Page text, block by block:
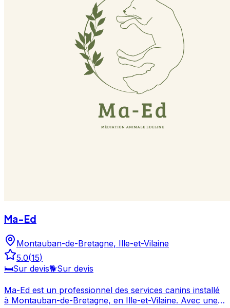
Ma-Ed
Montauban-de-Bretagne, Ille-et-Vilaine
5.0(15)
🛏️Sur devis🐕Sur devis
Ma-Ed est un professionnel des services canins installé
à Montauban-de-Bretagne, en Ille-et-Vilaine. Avec une